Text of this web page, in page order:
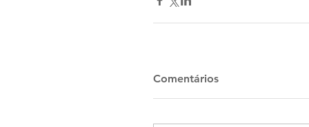
Comentários